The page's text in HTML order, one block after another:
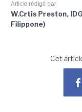
Article rédigé par
W.Crtis Preston,
Filippone)
Cet